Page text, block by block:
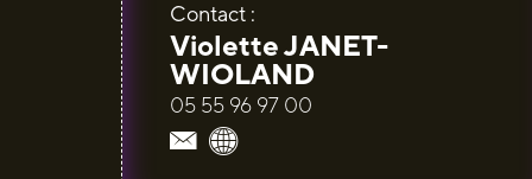
Contact :
Violette JANET-
WIOLAND
05 55 96 97 00